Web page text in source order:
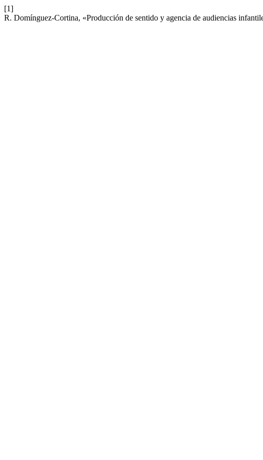
[1]
R. Domínguez-Cortina, «Producción de sentido y agencia de audiencias